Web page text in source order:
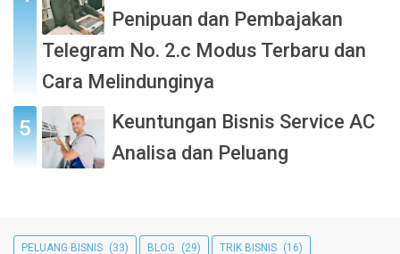
Penipuan dan Pembajakan
Telegram No. 2.c Modus Terbaru dan
Cara Melindunginya
Keuntungan Bisnis Service AC
Analisa dan Peluang
PELUANG BISNIS (33) BLOG (29) TRIK BISNIS (16)